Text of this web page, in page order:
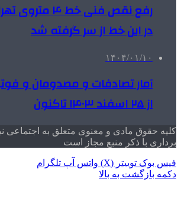
رفع نقص فنی
در این خط از سر گرفته شد
۱۴۰۴/۰۱/۱۰
آمار تصادفات و مصدومان و
از ۲۵ اسفند ۱۴۰۳ تاکنون
کلیه حقوق مادی و معنوی متعلق به اجتماعی
برداری با ذکر منبع مجاز است
فیس بوک توییتر (X) واتس آپ تلگرام
دکمه بازگشت به بالا